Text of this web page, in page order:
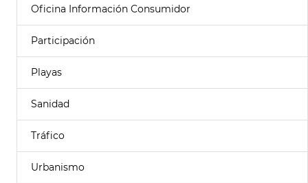
Oficina Información Consumidor
Participación
Playas
Sanidad
Tráfico
Urbanismo